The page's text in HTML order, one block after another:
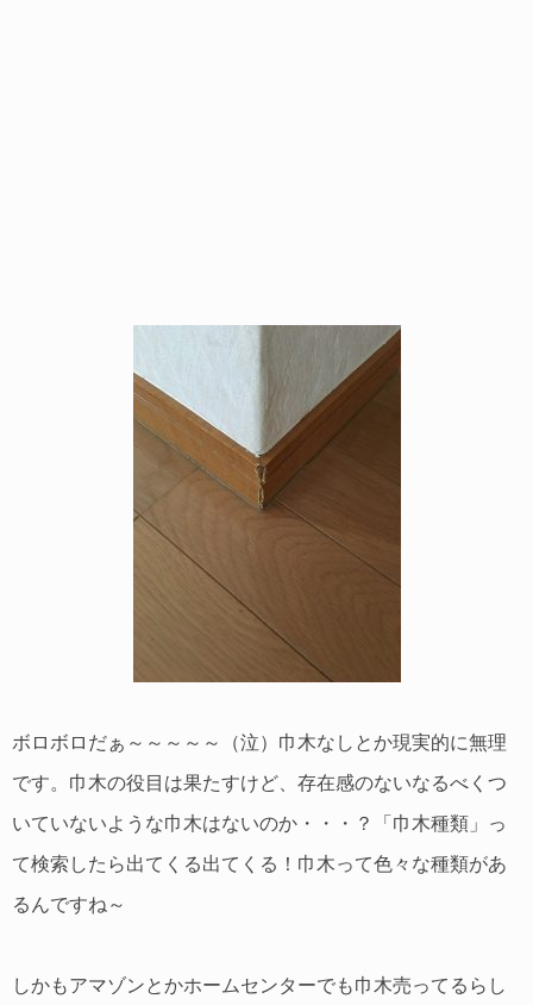
ボロボロだぁ～～～～～（泣）巾木なしとか現実的に無理
です。巾木の役目は果たすけど、存在感のないなるべくつ
いていないような巾木はないのか・・・？「巾木種類」っ
て検索したら出てくる出てくる！巾木って色々な種類があ
るんですね～
しかもアマゾンとかホームセンターでも巾木売ってるらし